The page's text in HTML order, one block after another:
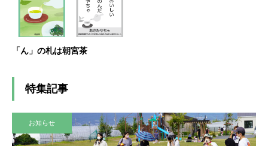
「ん」の札は朝宮茶
特集記事
お知らせ